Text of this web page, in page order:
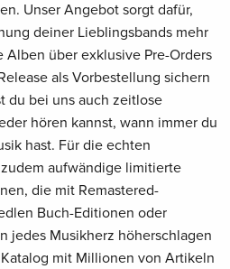
Unser Angebot sorgt dafür,
deiner Lieblingsbands mehr
Alben über exklusive Pre-Orders
als Vorbestellung sichern
du bei uns auch zeitlose
hören kannst, wann immer du
hast. Für die echten
aufwändige limitierte
die mit Remastered-
Buch-Editionen oder
jedes Musikherz höherschlagen
mit Millionen von Artikeln